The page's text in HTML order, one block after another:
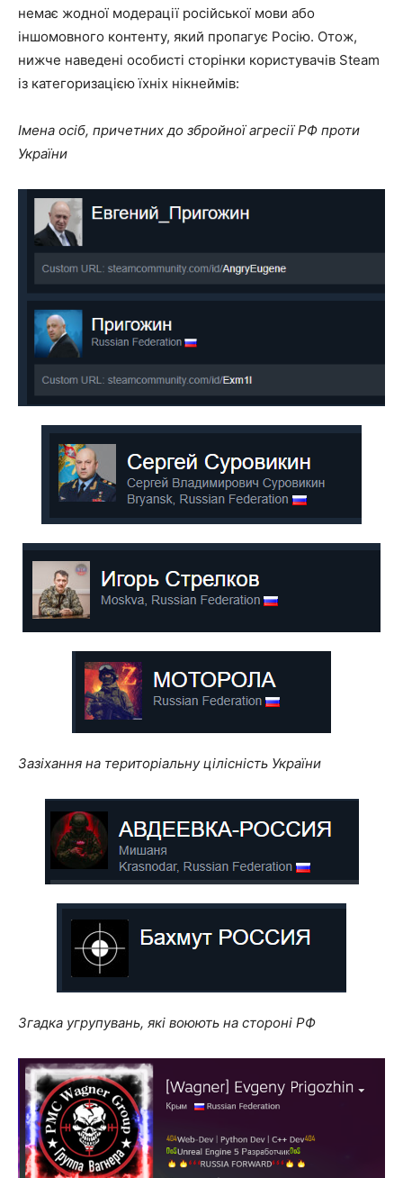
немає жодної модерації російської мови або
іншомовного контенту, який пропагує Росію. Отож,
нижче наведені особисті сторінки користувачів Steam
із категоризацією їхніх нікнеймів:
Імена осіб, причетних до збройної агресії РФ проти
України
Зазіхання на територіальну цілісність України
Згадка угрупувань, які воюють на стороні РФ